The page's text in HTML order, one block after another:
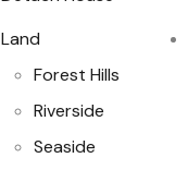
Land
Forest Hills
Riverside
Seaside